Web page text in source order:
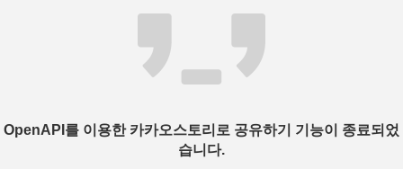
OpenAPI를 이용한 카카오스토리로 공유하기 기능이 종료되었
습니다.